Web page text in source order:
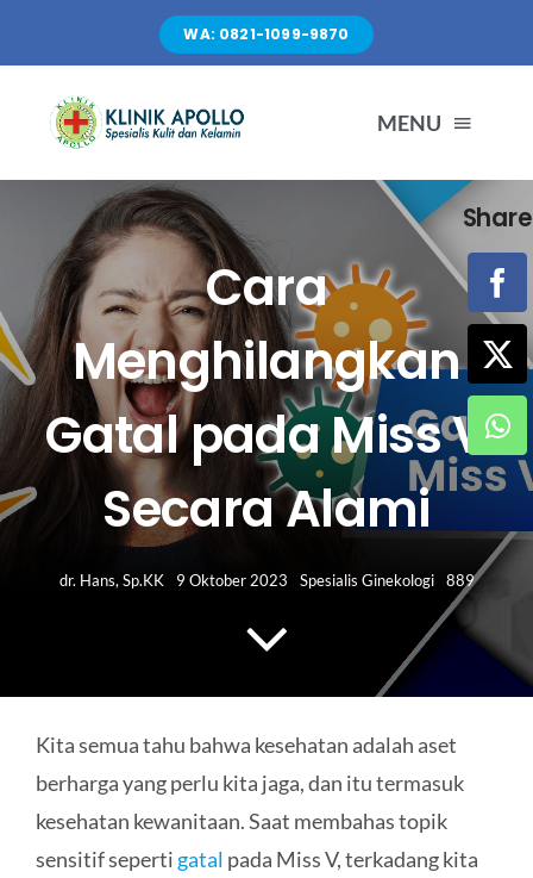
content
WA: 0821-1099-9870
MENU
TENTANG KAMI
LAYANAN
FASILITAS
ARTIKEL
HUBUNGI KAMI
Cara
Menghilangkan
Gatal pada Miss V
Secara Alami
dr. Hans, Sp.KK 9 Oktober 2023 Spesialis Ginekologi 889
Kita semua tahu bahwa kesehatan adalah aset
berharga yang perlu kita jaga, dan itu termasuk
kesehatan kewanitaan. Saat membahas topik
sensitif seperti gatal pada Miss V, terkadang kita
Share